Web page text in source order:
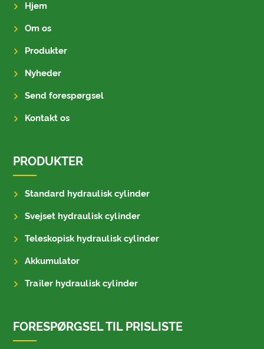
Hjem
Om os
Produkter
Nyheder
Send forespørgsel
Kontakt os
PRODUKTER
Standard hydraulisk cylinder
Svejset hydraulisk cylinder
Teleskopisk hydraulisk cylinder
Akkumulator
Trailer hydraulisk cylinder
FORESPØRGSEL TIL PRISLISTE